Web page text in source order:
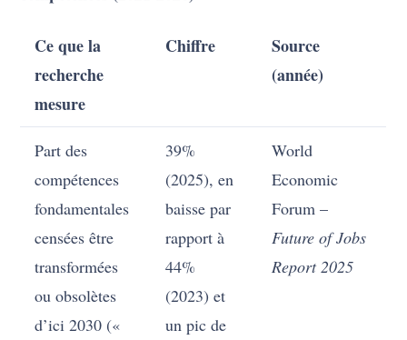
Ce que la
recherche
mesure
Chiffre
Source
(année)
Part des
compétences
fondamentales
censées être
transformées
ou obsolètes
d’ici 2030 («
39%
(2025), en
baisse par
rapport à
44%
(2023) et
un pic de
World
Economic
Forum –
Future of Jobs
Report 2025